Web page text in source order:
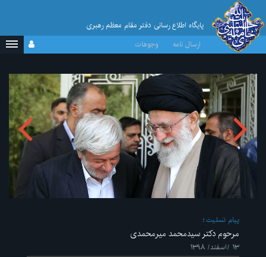
پایگاه اطلاع رسانی دفتر مقام معظم رهبری
ارسال نامه
وجوهات
پیام تسلیت
مرحوم دکتر سیدمحمد میرمحمدی
۱۳ /اسفند/ ۱۳۹۸